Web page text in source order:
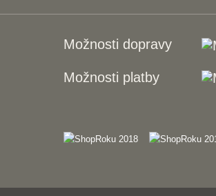
Možnosti dopravy
Možnosti platby